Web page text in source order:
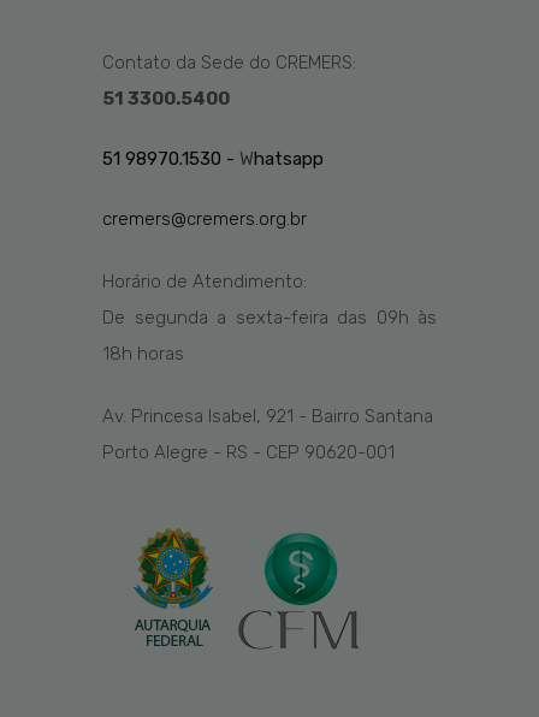
Contato da Sede do CREMERS:
51 3300.5400
51 98970.1530 - Whatsapp
cremers@cremers.org.br
Horário de Atendimento:
De segunda a sexta-feira das 09h às
18h horas
Av. Princesa Isabel, 921 - Bairro Santana
Porto Alegre - RS - CEP 90620-001